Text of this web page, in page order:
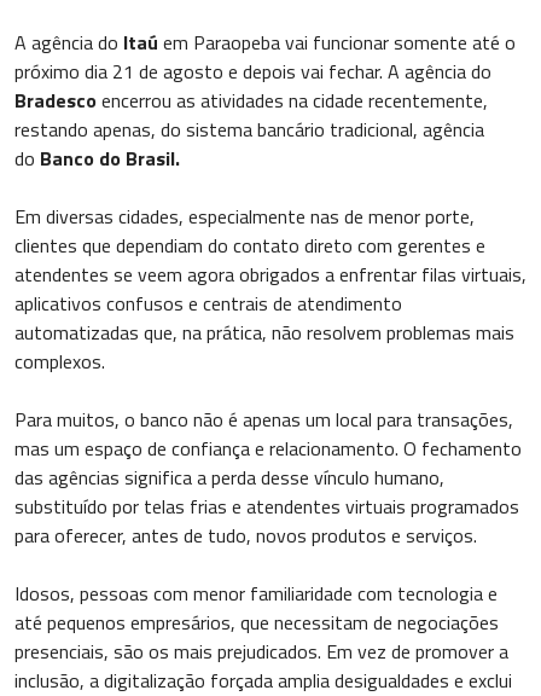
A agência do Itaú em Paraopeba vai funcionar somente até o
próximo dia 21 de agosto e depois vai fechar. A agência do
Bradescoencerrou as atividades na cidade recentemente,
restando apenas, do sistema bancário tradicional, agência
do Banco do Brasil.
Em diversas cidades, especialmente nas de menor porte,
clientes que dependiam do contato direto com gerentes e
atendentes se veem agora obrigados a enfrentar filas virtuais,
aplicativos confusos e centrais de atendimento
automatizadas que, na prática, não resolvem problemas mais
complexos.
Para muitos, o banco não é apenas um local para transações,
mas um espaço de confiança e relacionamento. O fechamento
das agências significa a perda desse vínculo humano,
substituído por telas frias e atendentes virtuais programados
para oferecer, antes de tudo, novos produtos e serviços.
Idosos, pessoas com menor familiaridade com tecnologia e
até pequenos empresários, que necessitam de negociações
presenciais, são os mais prejudicados. Em vez de promover a
inclusão, a digitalização forçada amplia desigualdades e exclui